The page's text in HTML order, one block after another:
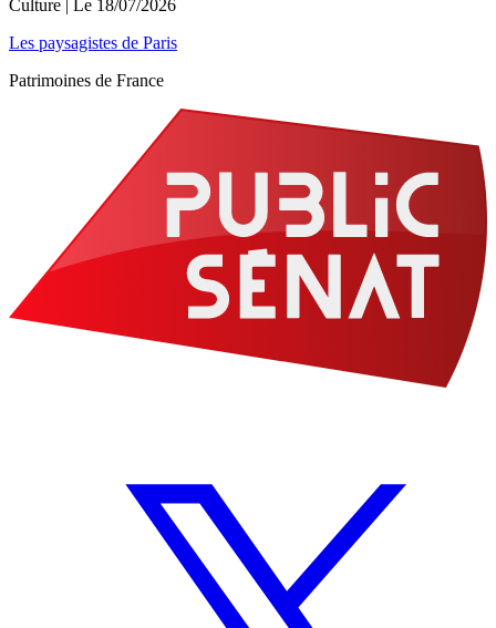
Culture | Le 18/07/2026
Les paysagistes de Paris
Patrimoines de France